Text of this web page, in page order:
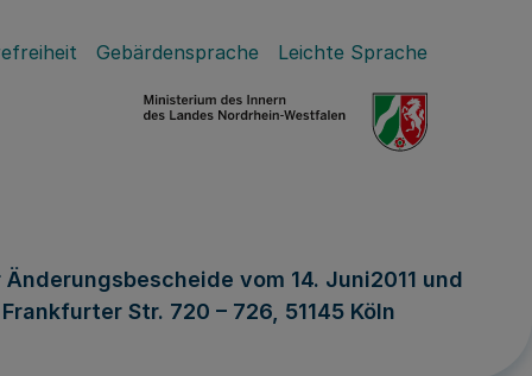
Gebärdensprache Leichte Sprache
vom 14. Juni2011 und
Str. 720 – 726, 51145 Köln